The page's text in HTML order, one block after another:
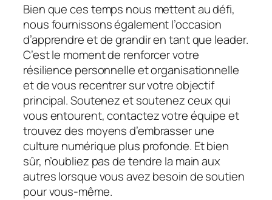
Bien que ces temps nous mettent au défi,
nous fournissons également l’occasion
d’apprendre et de grandir en tant que leader.
C’est le moment de renforcer votre
résilience personnelle et organisationnelle
et de vous recentrer sur votre objectif
principal. Soutenez et soutenez ceux qui
vous entourent, contactez votre équipe et
trouvez des moyens d’embrasser une
culture numérique plus profonde. Et bien
sûr, n’oubliez pas de tendre la main aux
autres lorsque vous avez besoin de soutien
pour vous-même.